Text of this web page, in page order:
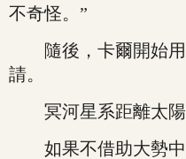
不奇怪。”
隨後，卡爾開始用
請。
冥河星系距離太陽
如果不借助大勢中